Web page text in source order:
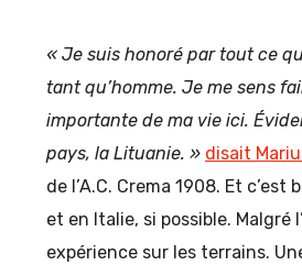
« Je suis honoré par tout ce
tant qu’homme. Je me sens
importante de ma vie ici.
pays, la Lituanie. » disait
de l’A.C. Crema 1908. Et
et en Italie, si possible. Malgré
expérience sur les terrains.